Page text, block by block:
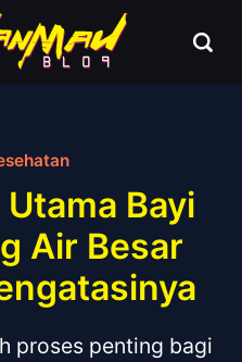
Bayi
Air Besar
proses penting bagi